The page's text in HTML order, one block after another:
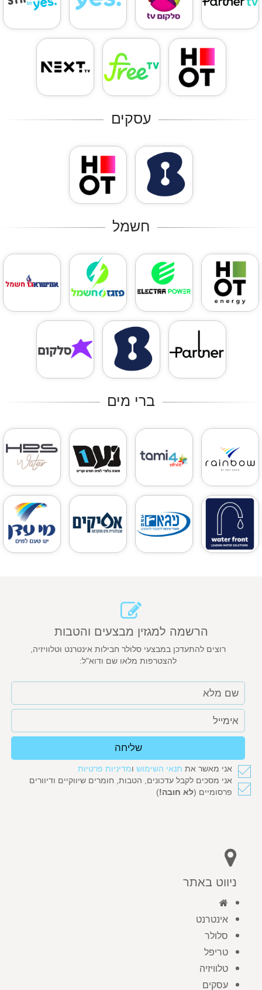
הרשמה למגזין מבצעים והטבות
רוצים להתעדכן במבצעי סלולר חבילות אינטרנט וטלוויזיה,
להצטרפות מלאו שם ודוא"ל:
שליחה
אני מאשר את תנאי השימוש ומדיניות פרטיות
אני מסכים לקבל עדכונים, הטבות, חומרים שיווקיים ודיוורים
פרסומיים (לא חובה!)
ניווט באתר
אינטרנט
סלולר
טריפל
טלוויזיה
עסקים